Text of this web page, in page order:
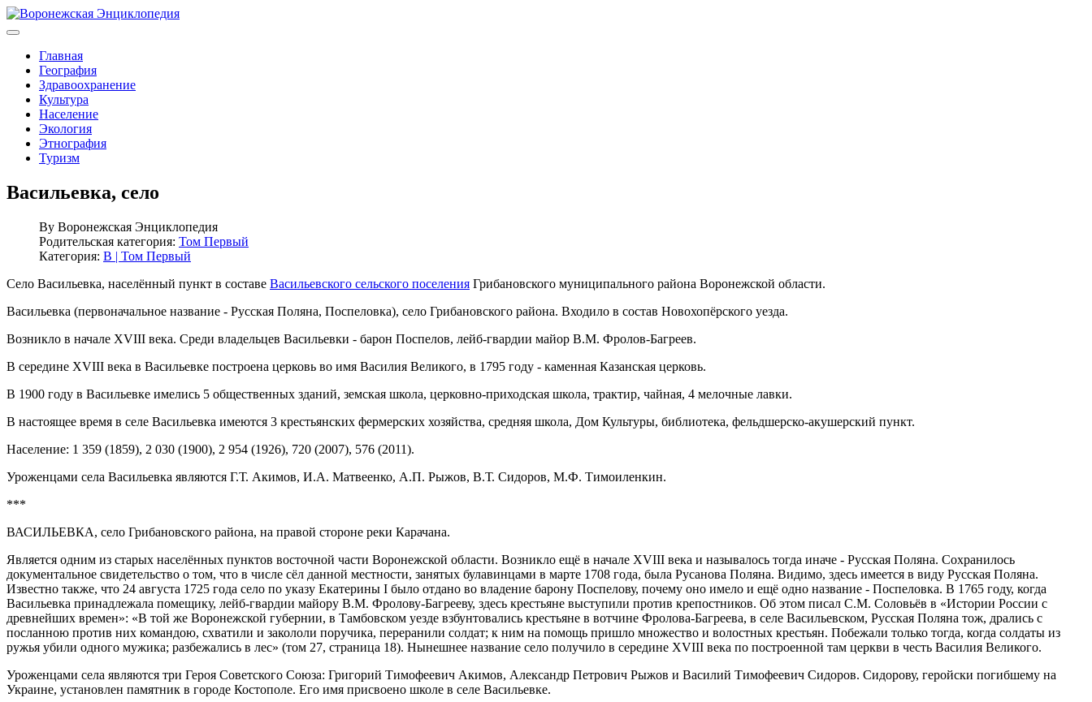
Главная
География
Здравоохранение
Культура
Население
Экология
Этнография
Туризм
Васильевка, село
By Воронежская Энциклопедия
Родительская категория: Том Первый
Категория: В | Том Первый
Село Васильевка, населённый пункт в составе Васильевского сельского поселения Грибановского муниципального района Воронежской области.
Васильевка (первоначальное название - Русская Поляна, Поспеловка), село Грибановского района. Входило в состав Новохопёрского уезда.
Возникло в начале XVIII века. Среди владельцев Васильевки - барон Поспелов, лейб-гвардии майор В.М. Фролов-Багреев.
В середине XVIII века в Васильевке построена церковь во имя Василия Великого, в 1795 году - каменная Казанская церковь.
В 1900 году в Васильевке имелись 5 общественных зданий, земская школа, церковно-приходская школа, трактир, чайная, 4 мелочные лавки.
В настоящее время в селе Васильевка имеются 3 крестьянских фермерских хозяйства, средняя школа, Дом Культуры, библиотека, фельдшерско-акушерский пункт.
Население: 1 359 (1859), 2 030 (1900), 2 954 (1926), 720 (2007), 576 (2011).
Уроженцами села Васильевка являются Г.Т. Акимов, И.А. Матвеенко, А.П. Рыжов, В.Т. Сидоров, М.Ф. Тимоиленкин.
***
ВАСИЛЬЕВКА, село Грибановского района, на правой стороне реки Карачана.
Является одним из старых населённых пунктов восточной части Воронежской области. Возникло ещё в начале XVIII века и называлось тогда иначе - Русская Поляна. Сохранилось
документальное свидетельство о том, что в числе сёл данной местности, занятых булавинцами в марте 1708 года, была Русанова Поляна. Видимо, здесь имеется в виду Русская Поляна.
Известно также, что 24 августа 1725 года село по указу Екатерины I было отдано во владение барону Поспелову, почему оно имело и ещё одно название - Поспеловка. В 1765 году, когда
Васильевка принадлежала помещику, лейб-гвардии майору В.М. Фролову-Багрееву, здесь крестьяне выступили против крепостников. Об этом писал С.М. Соловьёв в «Истории России с
древнейших времен»: «В той же Воронежской губернии, в Тамбовском уезде взбунтовались крестьяне в вотчине Фролова-Багреева, в селе Васильевском, Русская Поляна тож, дрались с
посланною против них командою, схватили и закололи поручика, переранили солдат; к ним на помощь пришло множество и волостных крестьян. Побежали только тогда, когда солдаты из
ружья убили одного мужика; разбежались в лес» (том 27, страница 18). Нынешнее название село получило в середине XVIII века по построенной там церкви в честь Василия Великого.
Уроженцами села являются три Героя Советского Союза: Григорий Тимофеевич Акимов, Александр Петрович Рыжов и Василий Тимофеевич Сидоров. Сидорову, геройски погибшему на
Украине, установлен памятник в городе Костополе. Его имя присвоено школе в селе Васильевке.